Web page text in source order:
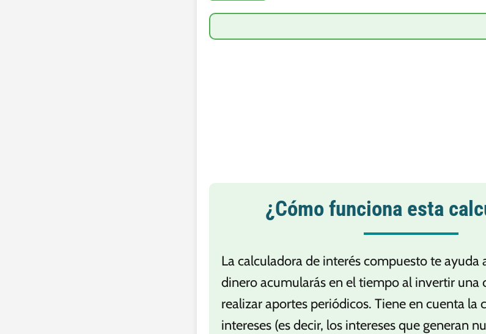
¿Cómo funciona esta
La calculadora de interés compuesto te ayuda
dinero acumularás en el tiempo al invertir una
realizar aportes periódicos. Tiene en cuenta la
intereses (es decir, los intereses que generan